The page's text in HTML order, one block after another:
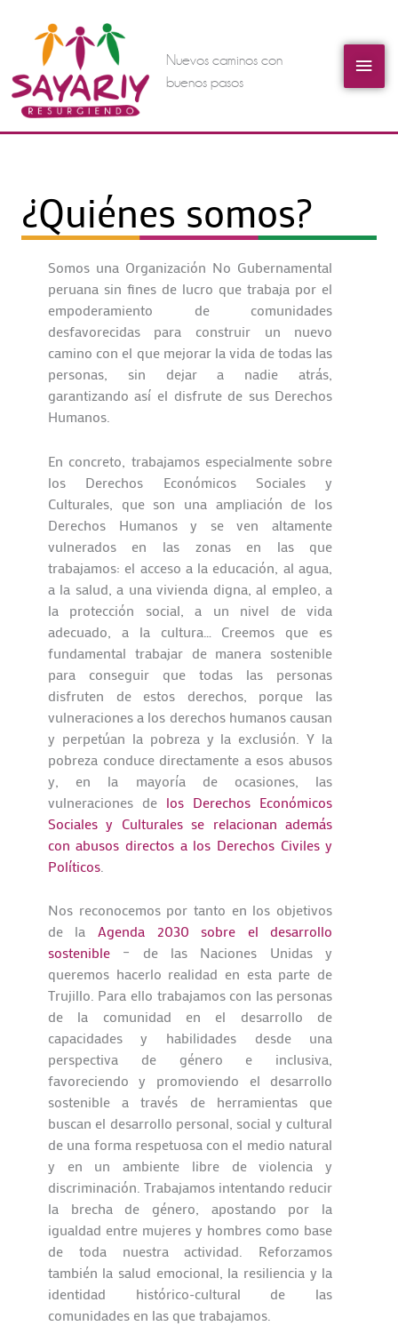
content
Nuevos caminos con
buenos pasos
¿Quiénes somos?
Somos una Organización No Gubernamental
peruana sin fines de lucro que trabaja por el
empoderamiento de comunidades
desfavorecidas para construir un nuevo
camino con el que mejorar la vida de todas las
personas, sin dejar a nadie atrás,
garantizando así el disfrute de sus Derechos
Humanos.
En concreto, trabajamos especialmente sobre
los Derechos Económicos Sociales y
Culturales, que son una ampliación de los
Derechos Humanos y se ven altamente
vulnerados en las zonas en las que
trabajamos: el acceso a la educación, al agua,
a la salud, a una vivienda digna, al empleo, a
la protección social, a un nivel de vida
adecuado, a la cultura… Creemos que es
fundamental trabajar de manera sostenible
para conseguir que todas las personas
disfruten de estos derechos, porque las
vulneraciones a los derechos humanos causan
y perpetúan la pobreza y la exclusión. Y la
pobreza conduce directamente a esos abusos
y, en la mayoría de ocasiones, las
vulneraciones de los Derechos Económicos
Sociales y Culturales se relacionan además
con abusos directos a los Derechos Civiles y
Políticos.
Nos reconocemos por tanto en los objetivos
de la Agenda 2030 sobre el desarrollo
sostenible– de las Naciones Unidas y
queremos hacerlo realidad en esta parte de
Trujillo. Para ello trabajamos con las personas
de la comunidad en el desarrollo de
capacidades y habilidades desde una
perspectiva de género e inclusiva,
favoreciendo y promoviendo el desarrollo
sostenible a través de herramientas que
buscan el desarrollo personal, social y cultural
de una forma respetuosa con el medio natural
y en un ambiente libre de violencia y
discriminación. Trabajamos intentando reducir
la brecha de género, apostando por la
igualdad entre mujeres y hombres como base
de toda nuestra actividad. Reforzamos
también la salud emocional, la resiliencia y la
identidad histórico-cultural de las
comunidades en las que trabajamos.